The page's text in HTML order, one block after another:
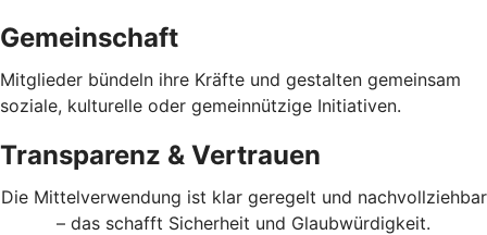
Gemeinschaft
Mitglieder bündeln ihre Kräfte und gestalten gemeinsam
soziale, kulturelle oder gemeinnützige Initiativen.
Transparenz & Vertrauen
Die Mittelverwendung ist klar geregelt und nachvollziehbar
– das schafft Sicherheit und Glaubwürdigkeit.